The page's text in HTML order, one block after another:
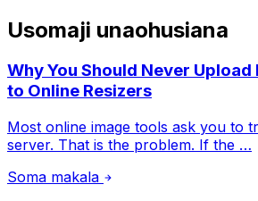
Usomaji unaohusiana
Why You Should Never
to Online Resizers
Most online image tools ask you to
server. That is the problem. If the …
Soma makala